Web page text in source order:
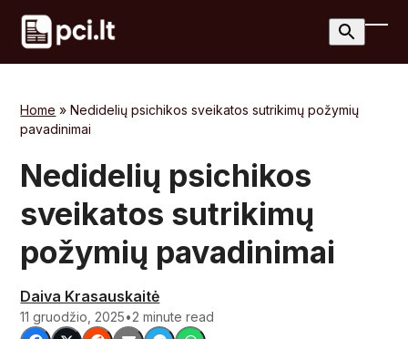
Skip
content
Home »Nedidelių psichikos sveikatos sutrikimų požymių
pavadinimai
Nedidelių psichikos
sveikatos sutrikimų
požymių pavadinimai
Daiva Krasauskaitė
11 gruodžio, 2025•2 minute read